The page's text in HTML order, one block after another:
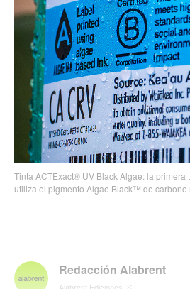
Tinta ACTExact® UV Black Algae: la primera
utiliza el pigmento Algae Black™ de carbono
Redacción Alabrent